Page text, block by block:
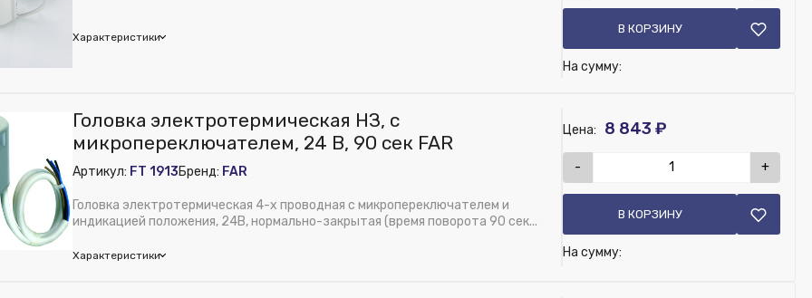
Сервопривод 40 сек, 220В
Характеристики
В КОРЗИНУ
На сумму:
питания, В:
24 В
100
70
Электротермическая головка Jaga 24В, сигнал управления 0-10В, посадка М30х1,5
Головка электротермическая НЗ, с
микропереключателем, 24 В, 90 сек FAR
Артикул: FT 1913Бренд: FAR
Головка электротермическая 4-х проводная с микропереключателем и
индикацией положения, 24В, нормально-закрытая (время поворота 90 сек...
Характеристики
Цена: 8 843 ₽
- +
В КОРЗИНУ
На сумму: